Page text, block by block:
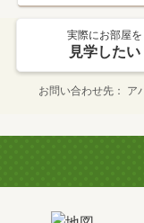
実際にお部屋を
見学したい
お問い合わせ先 ア